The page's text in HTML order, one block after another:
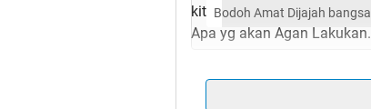
kita dalam kondisi siap
Apa yg akan Agan
Video Heroic By TruPicIII ►
Bodoh Amat Dijajah